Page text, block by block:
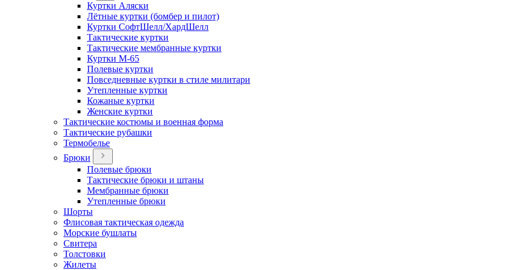
Куртки Аляски
Лётные куртки (бомбер и пилот)
Куртки СофтШелл/ХардШелл
Тактические куртки
Тактические мембранные куртки
Куртки М-65
Полевые куртки
Повседневные куртки в стиле милитари
Утепленные куртки
Кожаные куртки
Женские куртки
Тактические костюмы и военная форма
Тактические рубашки
Термобелье
Брюки
Полевые брюки
Тактические брюки и штаны
Мембранные брюки
Утепленные брюки
Шорты
Флисовая тактическая одежда
Морские бушлаты
Свитера
Толстовки
Жилеты